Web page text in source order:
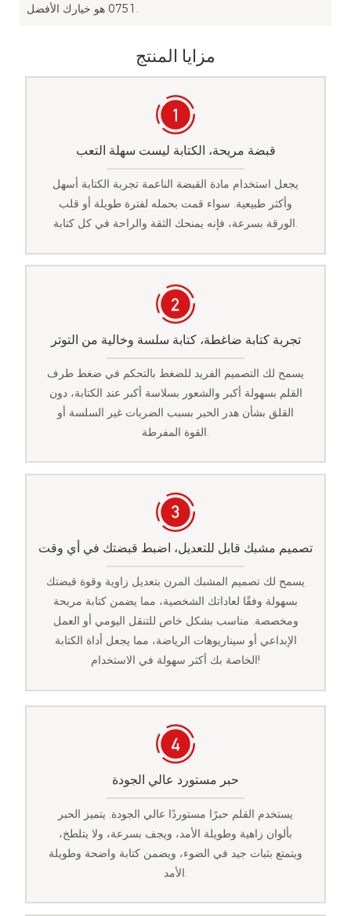
0751 هو خيارك الأفضل.
مزايا المنتج
قبضة مريحة، الكتابة ليست سهلة التعب
يجعل استخدام مادة القبضة الناعمة تجربة الكتابة أسهل
وأكثر طبيعية. سواء قمت بحمله لفترة طويلة أو قلب
الورقة بسرعة، فإنه يمنحك الثقة والراحة في كل كتابة.
تجربة كتابة ضاغطة، كتابة سلسة وخالية من التوتر
يسمح لك التصميم الفريد للضغط بالتحكم في ضغط طرف
القلم بسهولة أكبر والشعور بسلاسة أكبر عند الكتابة، دون
القلق بشأن هدر الحبر بسبب الضربات غير السلسة أو
القوة المفرطة.
تصميم مشبك قابل للتعديل، اضبط قبضتك في أي وقت
يسمح لك تصميم المشبك المرن بتعديل زاوية وقوة قبضتك
بسهولة وفقًا لعاداتك الشخصية، مما يضمن كتابة مريحة
ومخصصة. مناسب بشكل خاص للتنقل اليومي أو العمل
الإبداعي أو سيناريوهات الرياضة، مما يجعل أداة الكتابة
الخاصة بك أكثر سهولة في الاستخدام!
حبر مستورد عالي الجودة
يستخدم القلم حبرًا مستوردًا عالي الجودة. يتميز الحبر
بألوان زاهية وطويلة الأمد، ويجف بسرعة، ولا يتلطخ،
ويتمتع بثبات جيد في الضوء، ويضمن كتابة واضحة وطويلة